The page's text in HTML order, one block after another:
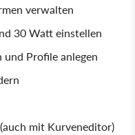
verwalten
30 Watt einstellen
Profile anlegen
mit Kurveneditor)